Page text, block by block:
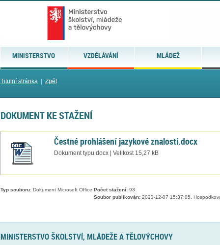
MINISTERSTVO VZDĚLÁVÁNÍ MLÁDEŽ
Titulní stránka| Zpět
DOKUMENT KE STAŽENÍ
Čestné prohlášení jazykové znalosti.docx
Dokument typu docx | Velikost 15,27 kB
Typ souboru:Dokument Microsoft Office. Počet stažení:93
Soubor publikován:2023-12-07 15:37:05,
MINISTERSTVO ŠKOLSTVÍ, MLÁDEŽE A TĚLOVÝCHOVY